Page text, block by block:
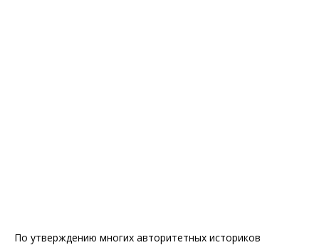
По утверждению многих авторитетных историков